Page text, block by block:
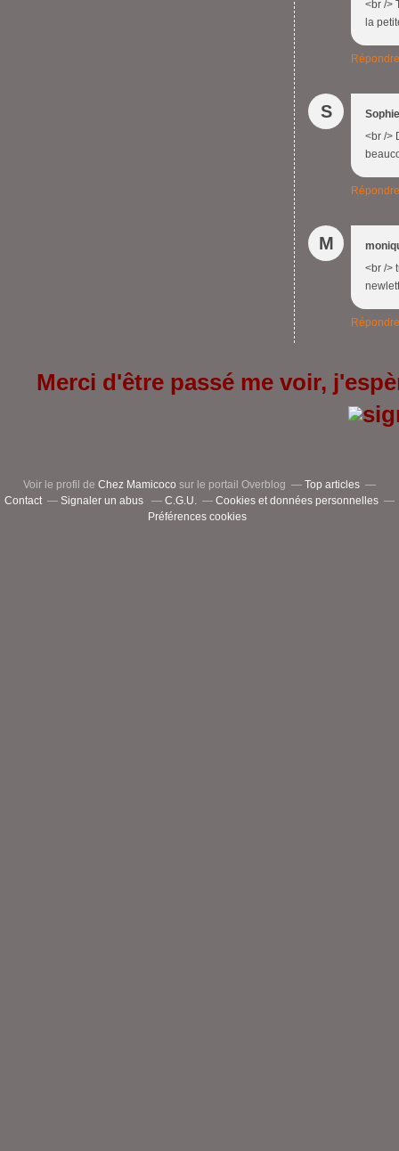
<br />
la
Répondre
S
Sophie
<br />
Répondre
M
<br />
Répondre
Merci d'être passé me voir,
Voir le profil de Chez Mamicoco sur le portail Overblog
Top articles
Contact
Signaler un abus C.G.U.
Cookies et données personnelles
Préférences cookies